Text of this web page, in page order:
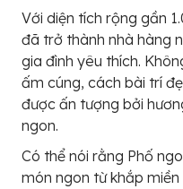
Với diện tích rộng gần
đã trở thành nhà hàng
gia đình yêu thích.
ấm cúng, cách bài trí
được ấn tượng bởi
ngon.
Có thể nói rằng Phố
món ngon từ khắp